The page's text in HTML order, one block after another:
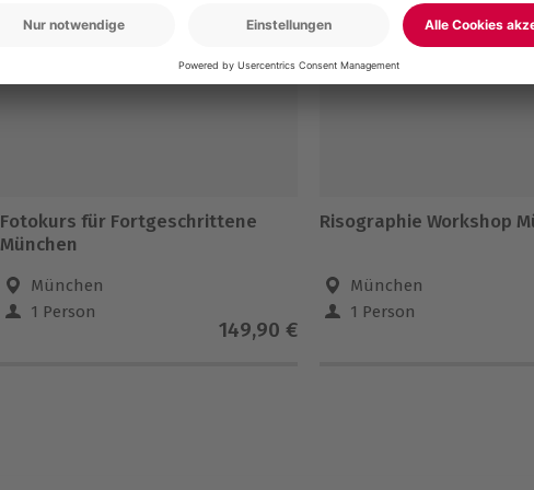
Fotokurs für Fortgeschrittene
München
München
1 Person
149,90 €
-15% CLUB DEAL
Risographie Workshop
München
1 Person